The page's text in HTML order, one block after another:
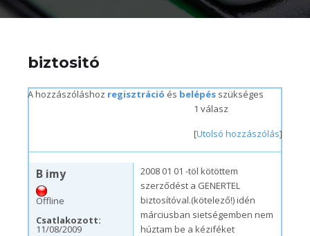
biztositó
A hozzászóláshoz regisztráció és belépés szükséges
1 válasz
[Utolsó hozzászólás]
B imy
Offline
Csatlakozott:
11/08/2009
2008 01 01 -töl kötöttem
szerződést a GENERTEL
biztosítóval.(kötelező!) idén
márciusban sietségemben nem
húztam be a kéziféket